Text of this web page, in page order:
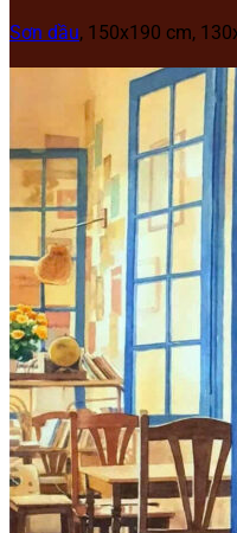
Sơn dầu, 150x190 cm,